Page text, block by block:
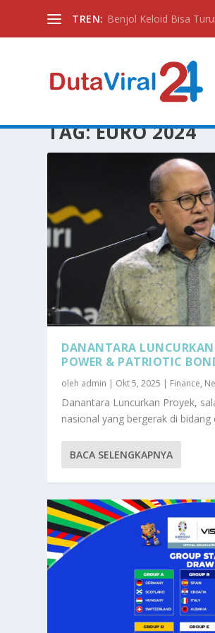
TREN: Benjol Keloid Bisa
TAG:EURO 2024
DANANTARA LUNCURKAN
POWER & PATRIOTIC
oleh admin | Okt 5, 2025 | Finance,
Danantara Luncurkan Proyek,
nasional yang bergerak di bidang
BACA SELENGKAPNYA